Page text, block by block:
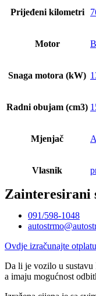
Prijeđeni kilometri
Motor
Snaga motora (kW)
Radni obujam (cm3)
Mjenjač
Vlasnik
Zainteresirani
091/598-1048
Ovdje izračunajte
Da li je vozilo u
a imaju mogućnost